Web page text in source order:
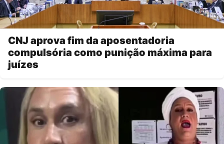
CNJ aprova fim da aposentadoria
compulsória como punição máxima para
juízes